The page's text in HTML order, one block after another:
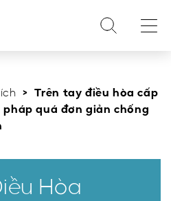
> Trên tay điều hòa cấp
pháp quá đơn giản chống
Hòa